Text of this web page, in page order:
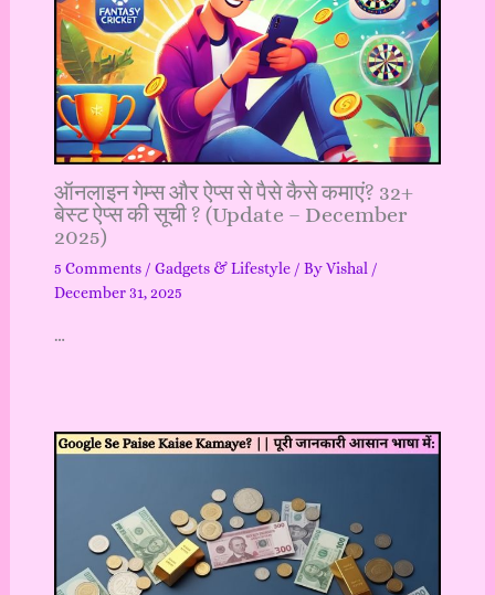
ऑनलाइन गेम्स और ऐप्स से पैसे कैसे कमाएं? 32+
बेस्ट ऐप्स की सूची ? (Update – December
2025)
5 Comments / Gadgets & Lifestyle/ ByVishal /
December 31, 2025
…